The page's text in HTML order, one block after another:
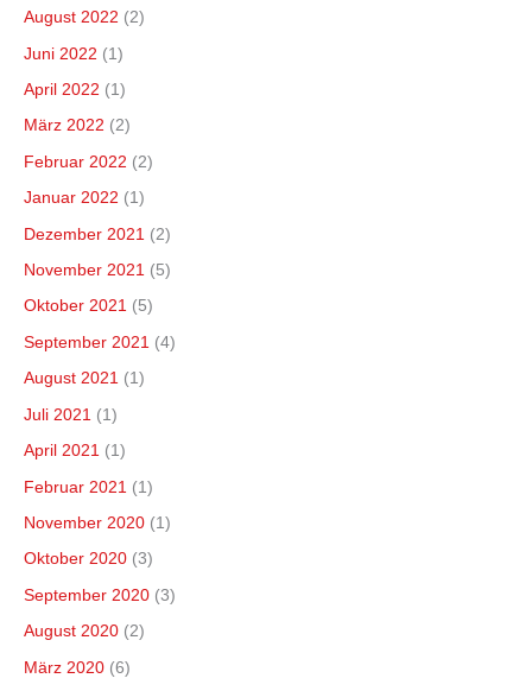
August 2022 (2)
Juni 2022 (1)
April 2022 (1)
März 2022 (2)
Februar 2022 (2)
Januar 2022 (1)
Dezember 2021 (2)
November 2021 (5)
Oktober 2021 (5)
September 2021 (4)
August 2021 (1)
Juli 2021 (1)
April 2021 (1)
Februar 2021 (1)
November 2020 (1)
Oktober 2020 (3)
September 2020 (3)
August 2020 (2)
März 2020 (6)